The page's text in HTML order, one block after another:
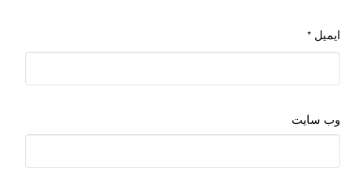
ایمیل *
وب‌ سایت